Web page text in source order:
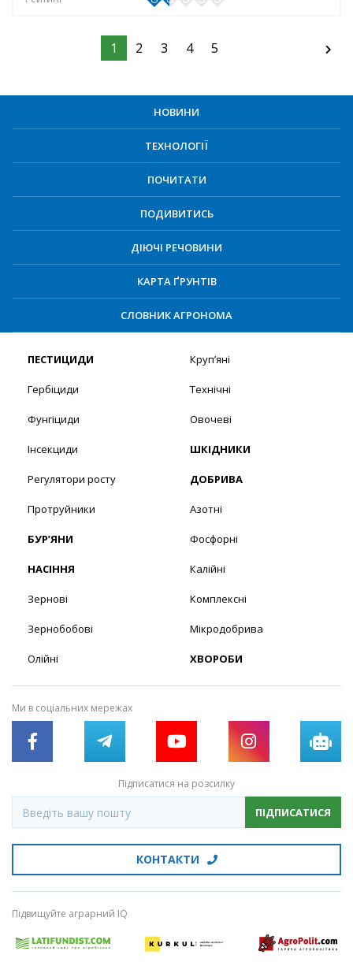
1 2 3 4 5
НОВИНИ
ТЕХНОЛОГІЇ
ПОЧИТАТИ
ПОДИВИТИСЬ
ДІЮЧІ РЕЧОВИНИ
КАРТА ҐРУНТІВ
СЛОВНИК АГРОНОМА
ПЕСТИЦИДИ
Гербіциди
Фунгіциди
Інсекциди
Регулятори росту
Протруйники
БУР’ЯНИ
НАСІННЯ
Зернові
Зернобобові
Олійні
Круп’яні
Технічні
Овочеві
ШКІДНИКИ
ДОБРИВА
Азотні
Фосфорні
Калійні
Комплексні
Мікродобрива
ХВОРОБИ
Ми в соціальних мережах
Підписатися на розсилку
ПІДПИСАТИСЯ
КОНТАКТИ
Підвищуйте аграрний IQ